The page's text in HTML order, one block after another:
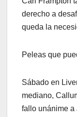
derecho a
queda la
Peleas que
Sábado en
mediano,
fallo unánime a